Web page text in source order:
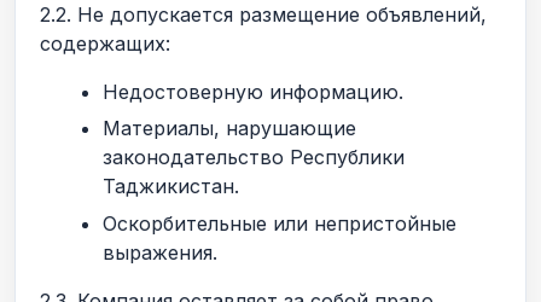
2.2. Не допускается размещение объявлений,
содержащих:
Недостоверную информацию.
Материалы, нарушающие
законодательство Республики
Таджикистан.
Оскорбительные или непристойные
выражения.